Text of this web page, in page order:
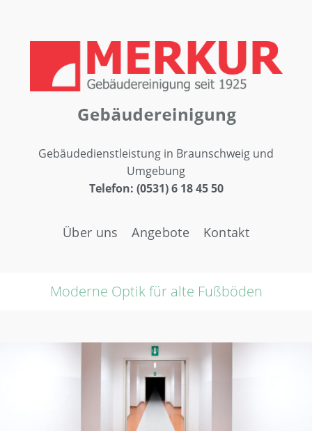
Gebäudedienstleistung in Braunschweig und
Umgebung
Telefon: (0531) 6 18 45 50
Über uns Angebote Kontakt
Moderne Optik für alte Fußböden